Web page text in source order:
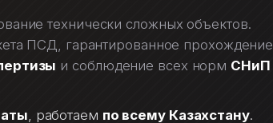
технически сложных объектов.
ПСД, гарантированное прохождение
и соблюдение всех норм СНиП
, работаем по всему Казахстану.